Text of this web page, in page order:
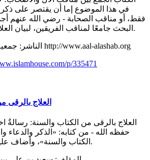
في هذا الموضوع إما أن يقتصر على
فقط، أو مناقب الصحابة - رضي الله عنهم
البحث جامعًا لمناقب الفريقين، لبيان العلاقة الوثيقة بينهما.
الناشر: جمعية الآل والأصحاب http://www.aal-alashab.org
p/335471
العلاج بالرقى
العلاج بالرقى من الكتاب والسنة: رسالةٌ
حفظه الله - من كتابه: «الذكر والدعاء
الكتاب والسنة»، وأضاف عليه إضافاتٍ نافعة.